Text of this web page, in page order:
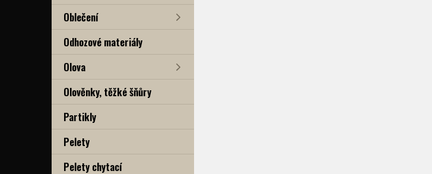
Oblečení
Odhozové materiály
Olova
Olověnky, těžké šňůry
Partikly
Pelety
Pelety chytací